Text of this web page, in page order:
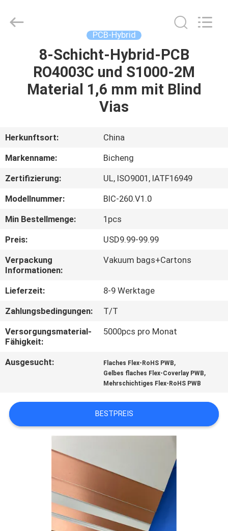
HAUSE
VIDEOS
UNS
WERKSBESICHTIGUNG
QUALITÄTSKONTROLLE
KONTAKT
UNS
NEUIGKEITEN
SITEMAP
DATENSCHUTZRICHTLINIE
PCB-Hybrid
8-Schicht-Hybrid-PCB
RO4003C und S1000-2M
Material 1,6 mm mit Blind
Vias
Herkunftsort:
China
Markenname:
Bicheng
Zertifizierung:
UL, ISO9001, IATF16949
Modellnummer:
BIC-260.V1.0
Min Bestellmenge:
1pcs
Preis:
USD9.99-99.99
Verpackung
Informationen:
Vakuum bags+Cartons
Lieferzeit:
8-9 Werktage
Zahlungsbedingungen:
T/T
Versorgungsmaterial-
Fähigkeit:
5000pcs pro Monat
Ausgesucht: Flaches Flex-RoHS PWB,
Gelbes flaches Flex-Coverlay PWB,
Mehrschichtiges Flex-RoHS PWB
BESTPREIS